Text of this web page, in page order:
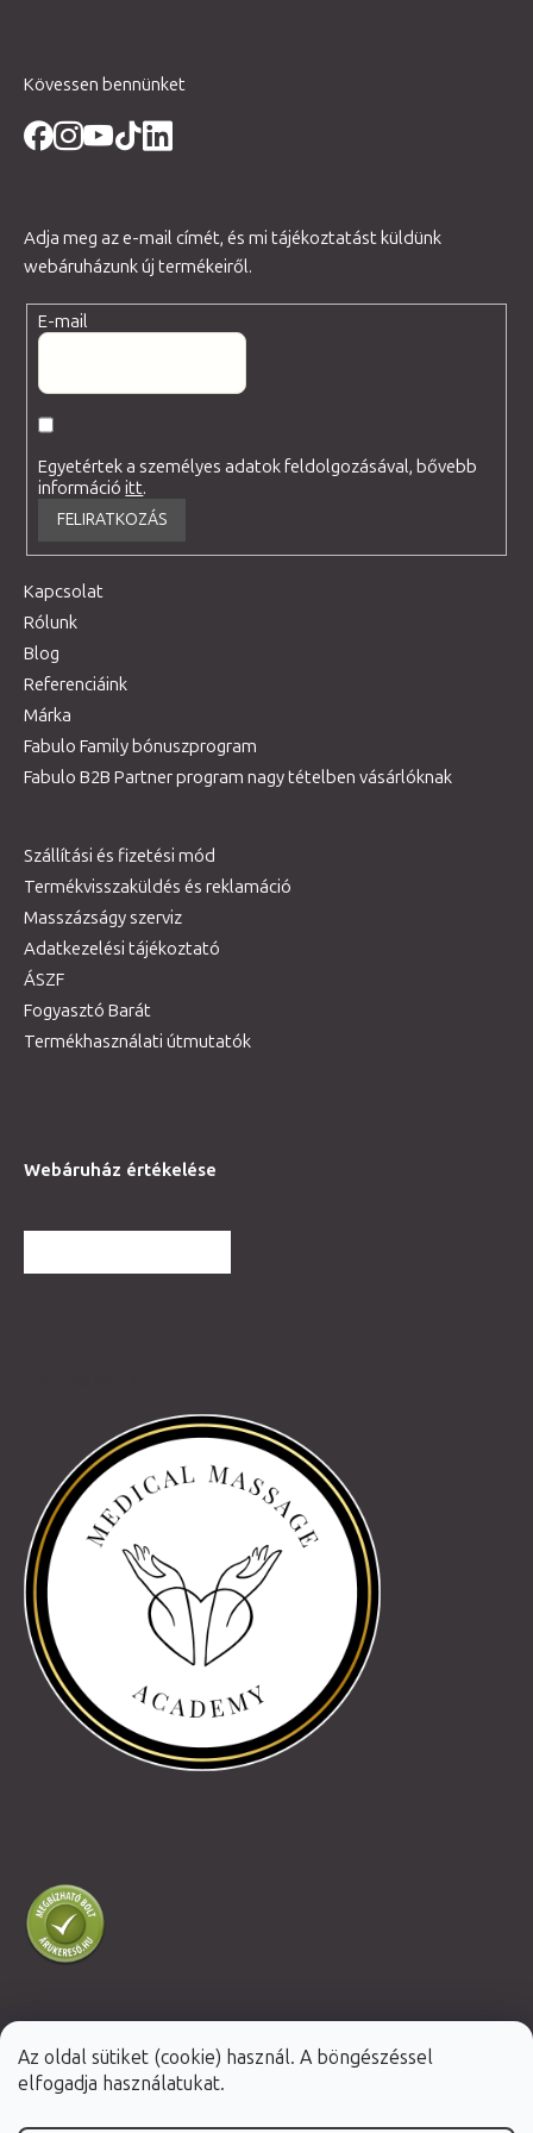
Az oldal sütiket (cookie) használ. A böngészéssel
elfogadja használatukat.
Kövessen bennünket
Adja meg az e-mail címét, és mi tájékoztatást küldünk
webáruházunk új termékeiről.
E-mail
Egyetértek a személyes adatok feldolgozásával, bővebb
információitt.
FELIRATKOZÁS
Kapcsolat
Rólunk
Blog
Referenciáink
Márka
Fabulo Family bónuszprogram
Fabulo B2B Partner program nagy tételben vásárlóknak
Szállítási és fizetési mód
Termékvisszaküldés és reklamáció
Masszázságy szerviz
Adatkezelési tájékoztató
ÁSZF
Fogyasztó Barát
Termékhasználati útmutatók
Webáruház értékelése
Shoptet Premium készítette